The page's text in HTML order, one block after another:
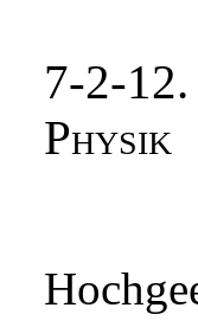
7-2-
Physik